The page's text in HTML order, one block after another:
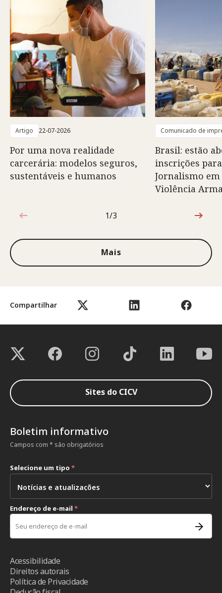
Compartilhar
Artigo 22-07-2026
Por uma nova realidade
carcerária: modelos seguros,
sustentáveis e humanos
Comunicado de
Brasil: estão
inscrições
Jornalismo
Violência
1 de 3
1/3
Mais
Sites do CICV
Boletim informativo
Campos com * são obrigatórios
Selecione um tipo *
Endereço de e-mail *
Acessibilidade
Direitos autorais
Política de Privacidade